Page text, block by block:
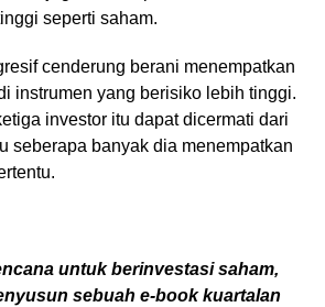
seperti saham.
cenderung berani menempatkan
instrumen yang berisiko lebih tinggi.
investor itu dapat dicermati dari
seberapa banyak dia menempatkan
untuk berinvestasi saham,
sebuah e-book kuartalan